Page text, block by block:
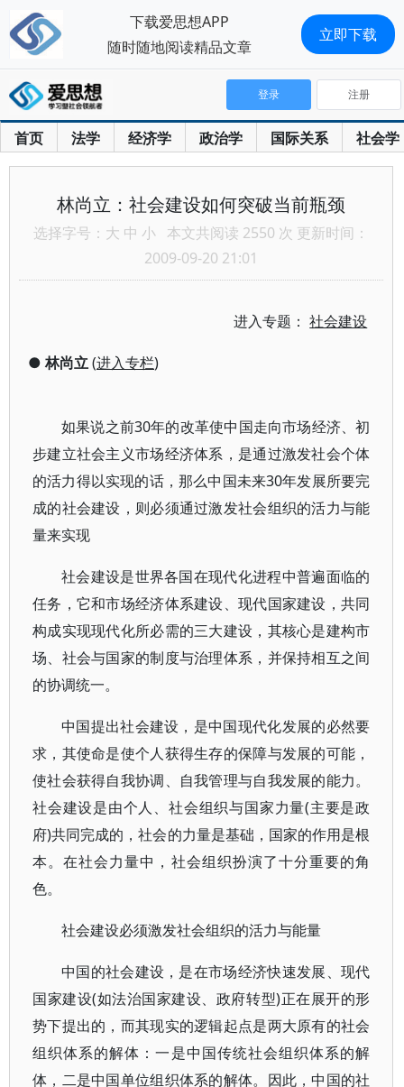
首页 法学 经济学 政治学 国际关系 社会学
登录 注册
林尚立：社会建设如何突破当前瓶颈
选择字号： 大 中 小 本文共阅读 2550 次 更新时间：
2009-09-20 21:01
进入专题：社会建设
●林尚立(进入专栏)
如果说之前30年的改革使中国走向市场经济、初
步建立社会主义市场经济体系，是通过激发社会个体
的活力得以实现的话，那么中国未来30年发展所要完
成的社会建设，则必须通过激发社会组织的活力与能
量来实现
社会建设是世界各国在现代化进程中普遍面临的
任务，它和市场经济体系建设、现代国家建设，共同
构成实现现代化所必需的三大建设，其核心是建构市
场、社会与国家的制度与治理体系，并保持相互之间
的协调统一。
中国提出社会建设，是中国现代化发展的必然要
求，其使命是使个人获得生存的保障与发展的可能，
使社会获得自我协调、自我管理与自我发展的能力。
社会建设是由个人、社会组织与国家力量(主要是政
府)共同完成的，社会的力量是基础，国家的作用是根
本。在社会力量中，社会组织扮演了十分重要的角
色。
社会建设必须激发社会组织的活力与能量
中国的社会建设，是在市场经济快速发展、现代
国家建设(如法治国家建设、政府转型)正在展开的形
势下提出的，而其现实的逻辑起点是两大原有的社会
组织体系的解体：一是中国传统社会组织体系的解
体，二是中国单位组织体系的解体。因此，中国的社
下载爱思想APP
随时随地阅读精品文章
立即下载